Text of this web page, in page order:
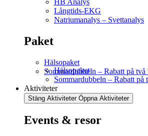
HB Analys
Långtids-EKG
Natriumanalys – Svettanalys
Paket
Hälsopaket
Sommardubbeln – Rabatt på två
Hälsopaket
Sommardubbeln – Rabatt på
Aktiviteter
Stäng Aktiviteter Öppna Aktiviteter
Events & resor